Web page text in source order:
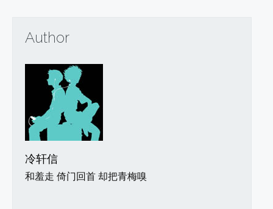
Author
冷轩信
和羞走 倚门回首 却把青梅嗅